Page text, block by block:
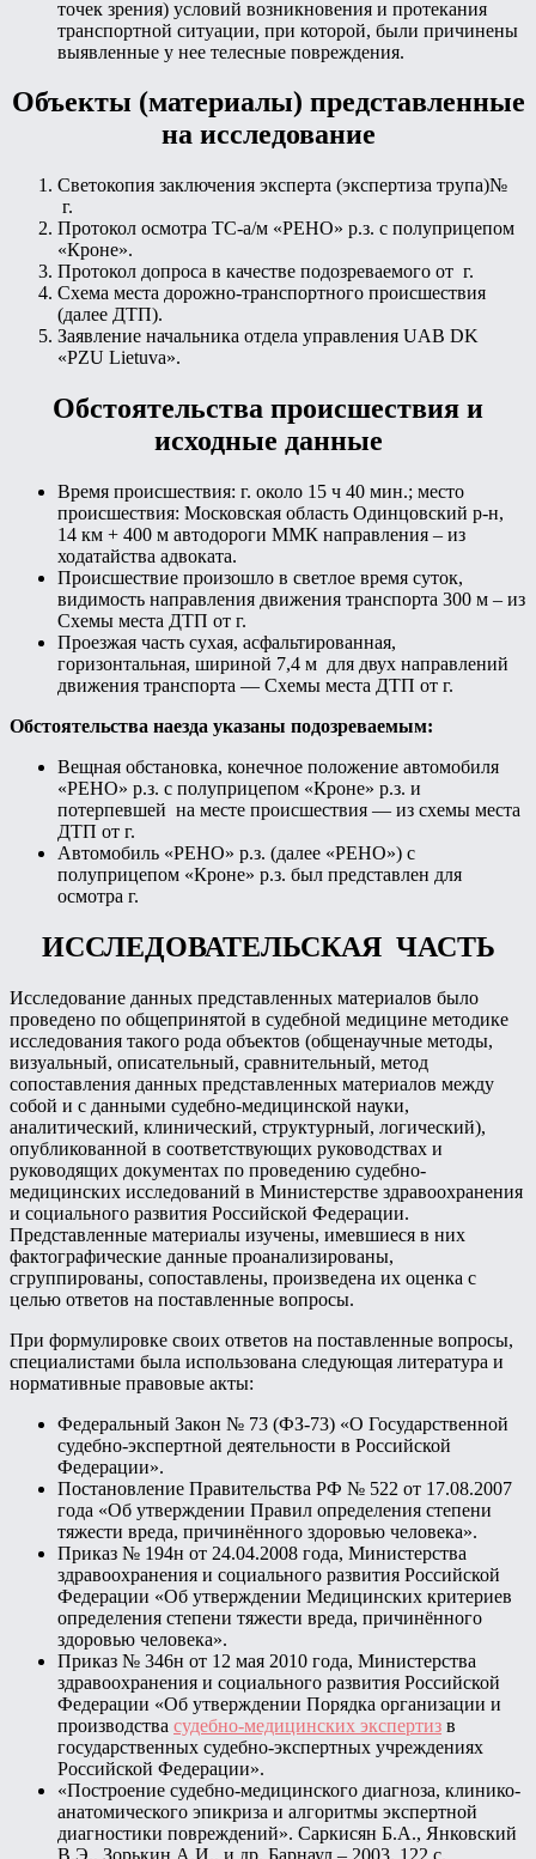
точек зрения) условий возникновения и протекания
транспортной ситуации, при которой, были причинены
выявленные у нее телесные повреждения.
Объекты (материалы) представленные
на исследование
Светокопия заключения эксперта (экспертиза трупа)№
г.
Протокол осмотра ТС-а/м «РЕНО» р.з. с полуприцепом
«Кроне».
Протокол допроса в качестве подозреваемого от г.
Схема места дорожно-транспортного происшествия
(далее ДТП).
Заявление начальника отдела управления UAB DK
«PZU Lietuva».
Обстоятельства происшествия и
исходные данные
Время происшествия: г. около 15 ч 40 мин.; место
происшествия: Московская область Одинцовский р-н,
14 км + 400 м автодороги ММК направления – из
ходатайства адвоката.
Происшествие произошло в светлое время суток,
видимость направления движения транспорта 300 м – из
Схемы места ДТП от г.
Проезжая часть сухая, асфальтированная,
горизонтальная, шириной 7,4 м для двух направлений
движения транспорта — Схемы места ДТП от г.
Обстоятельства наезда указаны подозреваемым:
Вещная обстановка, конечное положение автомобиля
«РЕНО» р.з. с полуприцепом «Кроне» р.з. и
потерпевшей на месте происшествия — из схемы места
ДТП от г.
Автомобиль «РЕНО» р.з. (далее «РЕНО») с
полуприцепом «Кроне» р.з. был представлен для
осмотра г.
ИССЛЕДОВАТЕЛЬСКАЯ ЧАСТЬ
Исследование данных представленных материалов было
проведено по общепринятой в судебной медицине методике
исследования такого рода объектов (общенаучные методы,
визуальный, описательный, сравнительный, метод
сопоставления данных представленных материалов между
собой и с данными судебно-медицинской науки,
аналитический, клинический, структурный, логический),
опубликованной в соответствующих руководствах и
руководящих документах по проведению судебно-
медицинских исследований в Министерстве здравоохранения
и социального развития Российской Федерации.
Представленные материалы изучены, имевшиеся в них
фактографические данные проанализированы,
сгруппированы, сопоставлены, произведена их оценка с
целью ответов на поставленные вопросы.
При формулировке своих ответов на поставленные вопросы,
специалистами была использована следующая литература и
нормативные правовые акты:
Федеральный Закон № 73 (ФЗ-73) «О Государственной
судебно-экспертной деятельности в Российской
Федерации».
Постановление Правительства РФ № 522 от 17.08.2007
года «Об утверждении Правил определения степени
тяжести вреда, причинённого здоровью человека».
Приказ № 194н от 24.04.2008 года, Министерства
здравоохранения и социального развития Российской
Федерации «Об утверждении Медицинских критериев
определения степени тяжести вреда, причинённого
здоровью человека».
Приказ № 346н от 12 мая 2010 года, Министерства
здравоохранения и социального развития Российской
Федерации «Об утверждении Порядка организации и
производства судебно-медицинских экспертиз в
государственных судебно-экспертных учреждениях
Российской Федерации».
«Построение судебно-медицинского диагноза, клинико-
анатомического эпикриза и алгоритмы экспертной
диагностики повреждений». Саркисян Б.А., Янковский
В.Э., Зорькин А.И., и др. Барнаул – 2003. 122 с.